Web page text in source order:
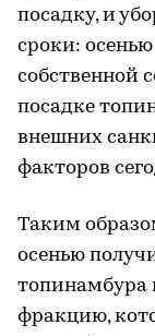
посадку, и
сроки:
собственной
посадке
внешних
факторов
Таким
осенью
топинамбура
фракцию,